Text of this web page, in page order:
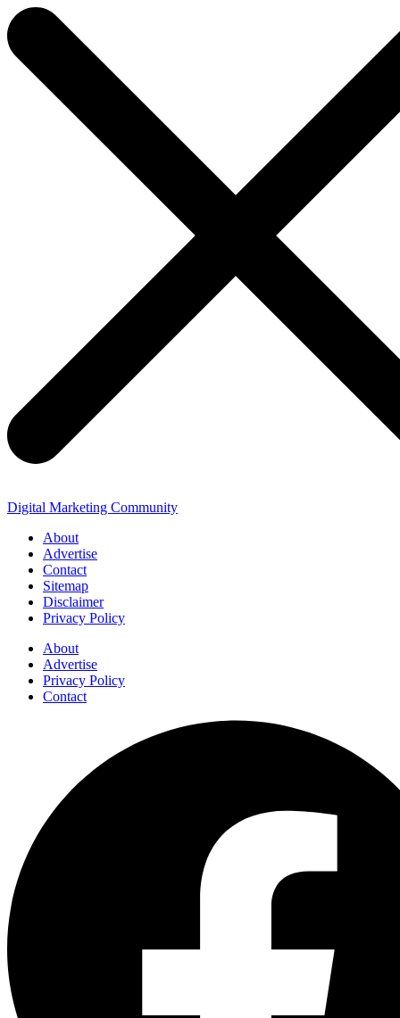
Digital Marketing Community
About
Advertise
Contact
Sitemap
Disclaimer
Privacy Policy
About
Advertise
Privacy Policy
Contact